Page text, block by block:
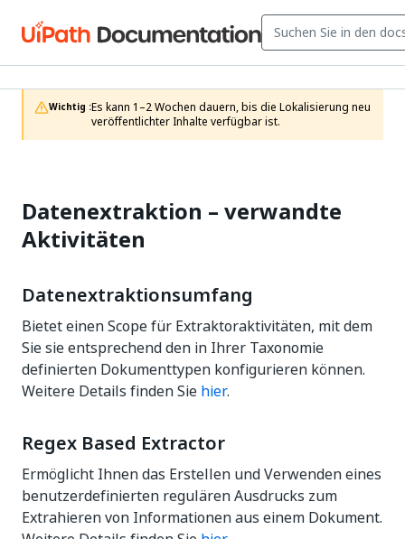
Wichtig :Es kann 1–2 Wochen dauern, bis die Lokalisierung neu
veröffentlichter Inhalte verfügbar ist.
Datenextraktion – verwandte
Aktivitäten
Datenextraktionsumfang
Bietet einen Scope für Extraktoraktivitäten, mit dem
Sie sie entsprechend den in Ihrer Taxonomie
definierten Dokumenttypen konfigurieren können.
Weitere Details finden Sie hier.
Regex Based Extractor
Ermöglicht Ihnen das Erstellen und Verwenden eines
benutzerdefinierten regulären Ausdrucks zum
Extrahieren von Informationen aus einem Dokument.